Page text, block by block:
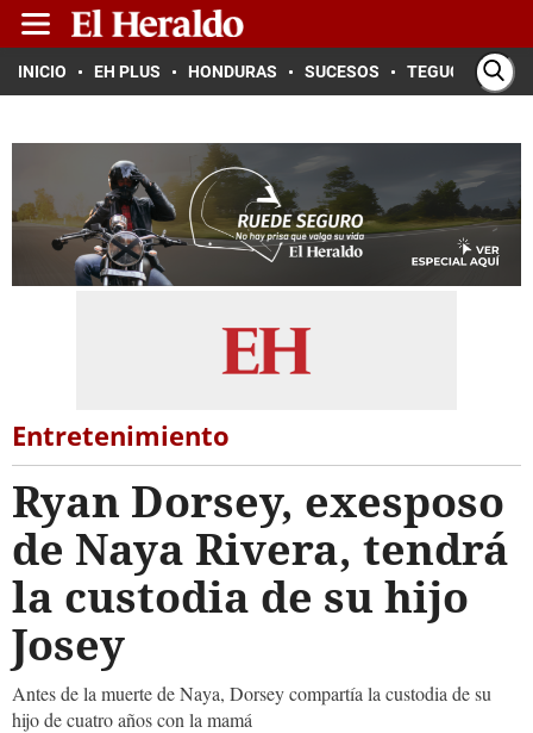
INICIO EH PLUS HONDURAS SUCESOS TEGUCIGALPA
Entretenimiento
Ryan Dorsey, exesposo
de Naya Rivera, tendrá
la custodia de su hijo
Josey
Antes de la muerte de Naya, Dorsey compartía la custodia de su
hijo de cuatro años con la mamá